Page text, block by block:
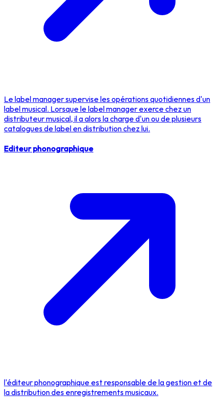
Le label manager supervise les opérations quotidiennes d'un
label musical. Lorsque le label manager exerce chez un
distributeur musical, il a alors la charge d'un ou de plusieurs
catalogues de label en distribution chez lui.
Editeur phonographique
l'éditeur phonographique est responsable de la gestion et de
la distribution des enregistrements musicaux.